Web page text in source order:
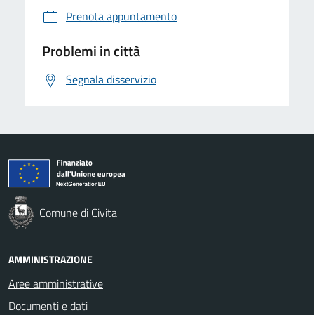
Prenota appuntamento
Problemi in città
Segnala disservizio
Comune di Civita
AMMINISTRAZIONE
Aree amministrative
Documenti e dati